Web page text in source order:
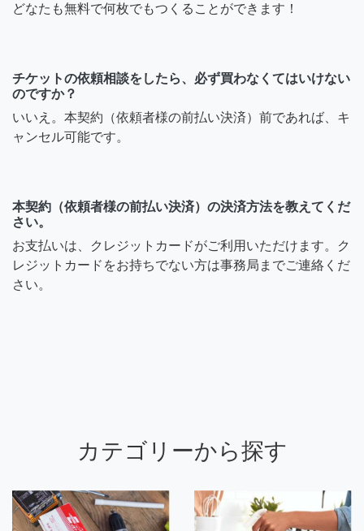
どなたも無料で何枚でもつくることができます！
チケットの依頼相談をしたら、必ず買わなくてはいけない
のですか？
いいえ。本契約（依頼者様の前払い決済）前であれば、キ
ャンセル可能です。
本契約（依頼者様の前払い決済）の決済方法を教えてくだ
さい。
お支払いは、クレジットカードがご利用いただけます。ク
レジットカードをお持ちでない方は事務局までご連絡くだ
さい。
カテゴリーから探す